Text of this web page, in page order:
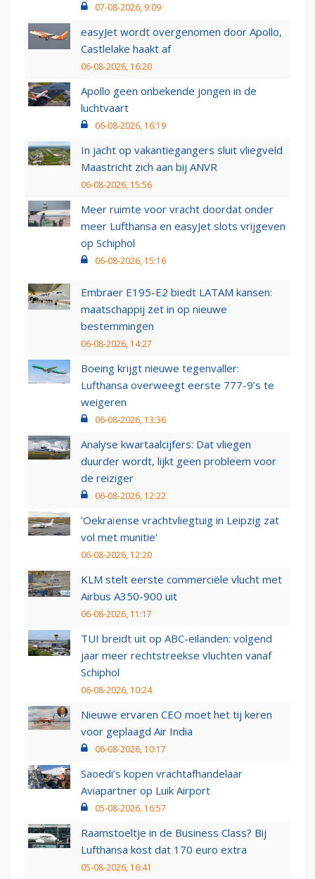
07-08-2026, 9:09
easyJet wordt overgenomen door Apollo,
Castlelake haakt af
06-08-2026, 16:20
Apollo geen onbekende jongen in de
luchtvaart
06-08-2026, 16:19
In jacht op vakantiegangers sluit vliegveld
Maastricht zich aan bij ANVR
06-08-2026, 15:56
Meer ruimte voor vracht doordat onder
meer Lufthansa en easyJet slots vrijgeven
op Schiphol
06-08-2026, 15:16
Embraer E195-E2 biedt LATAM kansen:
maatschappij zet in op nieuwe
bestemmingen
06-08-2026, 14:27
Boeing krijgt nieuwe tegenvaller:
Lufthansa overweegt eerste 777-9’s te
weigeren
06-08-2026, 13:36
Analyse kwartaalcijfers: Dat vliegen
duurder wordt, lijkt geen probleem voor
de reiziger
06-08-2026, 12:22
'Oekraïense vrachtvliegtuig in Leipzig zat
vol met munitie'
06-08-2026, 12:20
KLM stelt eerste commerciële vlucht met
Airbus A350-900 uit
06-08-2026, 11:17
TUI breidt uit op ABC-eilanden: volgend
jaar meer rechtstreekse vluchten vanaf
Schiphol
06-08-2026, 10:24
Nieuwe ervaren CEO moet het tij keren
voor geplaagd Air India
06-08-2026, 10:17
Saoedi’s kopen vrachtafhandelaar
Aviapartner op Luik Airport
05-08-2026, 16:57
Raamstoeltje in de Business Class? Bij
Lufthansa kost dat 170 euro extra
05-08-2026, 16:41